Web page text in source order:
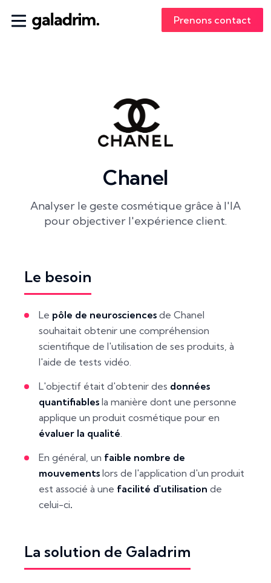
Prenons contact
Chanel
Analyser le geste cosmétique grâce à l'IA
pour objectiver l'expérience client.
Le besoin
Le pôle de neurosciences de Chanel
souhaitait obtenir une compréhension
scientifique de l'utilisation de ses produits, à
l'aide de tests vidéo.
L'objectif était d'obtenir des données
quantifiables la manière dont une personne
applique un produit cosmétique pour en
évaluer la qualité.
En général, un faible nombre de
mouvements lors de l'application d'un produit
est associé à une facilité d'utilisation de
celui-ci.
La solution de Galadrim